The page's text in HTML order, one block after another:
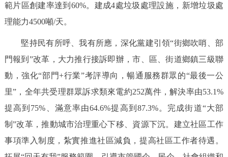
範片區創建率達到60%。建成4處垃圾處理設施，新增垃圾處
理能力4500噸/天。
堅持民有所呼、我有所應，深化黨建引領“街鄉吹哨、部
門報到”改革，大力推行接訴即辦，市、區、街道鄉鎮三級聯
動，強化“部門+行業”考評導向，暢通服務群眾的“最後一公
里”，全年共受理群眾訴求類來電約252萬件，解決率由53.1%
提高到75%、滿意率由64.6%提高到87.3%。完成街道“大部
制”改革，推動城市治理重心下移、資源下沉。建立社區工作
事項準入制度，紮實推進社區減負，提高社區工作者待遇。